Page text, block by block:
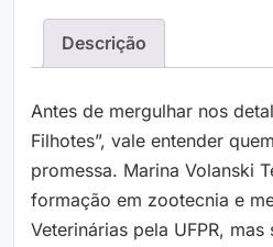
Descrição
Antes de mergulhar nos
Filhotes”, vale entender
promessa. Marina Volanski
formação em zootecnia e
Veterinárias pela UFPR,